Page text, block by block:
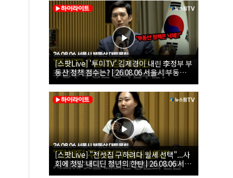
[스팟Live] '투미TV' 김제경이 내린 李정부 부
동산 정책 점수는? | 26.08.06 서울시 부동산
대토론회
[스팟Live] "전셋집 구하려다 월세 선택"...사
회에 첫발 내디딘 청년의 한탄 | 26.08.06 서울
시 부동산 대토론회